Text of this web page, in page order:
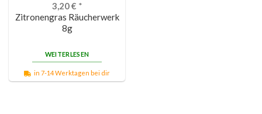
3,20€ *
Zitronengras Räucherwerk
8g
WEITERLESEN
in 7-14 Werktagen bei dir